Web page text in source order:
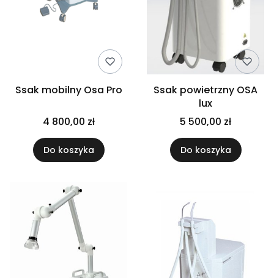
Ssak mobilny Osa Pro
4 800,00 zł
Do koszyka
Ssak powietrzny OSA
lux
5 500,00 zł
Do koszyka